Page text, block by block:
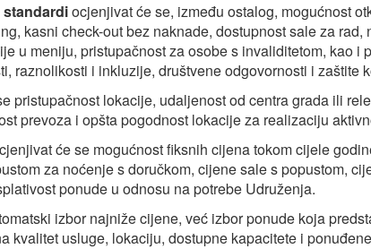
ocjenjivat će se, između ostalog, mogućnost
kasni check-out bez naknade, dostupnost sale za rad,
u meniju, pristupačnost za osobe s invaliditetom, kao i
raznolikosti i inkluzije, društvene odgovornosti i zaštite
pristupačnost lokacije, udaljenost od centra grada ili
prevoza i opšta pogodnost lokacije za realizaciju
će se mogućnost fiksnih cijena tokom cijele
za noćenje s doručkom, cijene sale s popustom,
ponude u odnosu na potrebe Udruženja.
izbor najniže cijene, već izbor ponude koja
kvalitet usluge, lokaciju, dostupne kapacitete i